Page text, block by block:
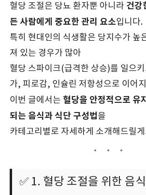
혈당 조절은 당뇨 환자뿐 아니라 건강
든 사람에게 중요한 관리 요소입니다.
특히 현대인의 식생활은 당지수가 높
져 있는 경우가 많아
혈당 스파이크(급격한 상승)를 일으
가, 피로감, 인슐린 저항성으로 이어
이번 글에서는 혈당을 안정적으로 유
되는 음식과 식단 구성법을
카테고리별로 자세하게 소개해드릴
✅ 1. 혈당 조절을 위한 음